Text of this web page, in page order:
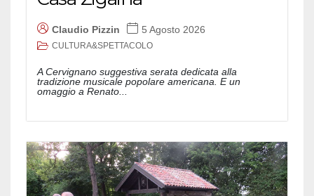
Claudio Pizzin 5 Agosto 2026
CULTURA&SPETTACOLO
A Cervignano suggestiva serata dedicata alla
tradizione musicale popolare americana. E un
omaggio a Renato...